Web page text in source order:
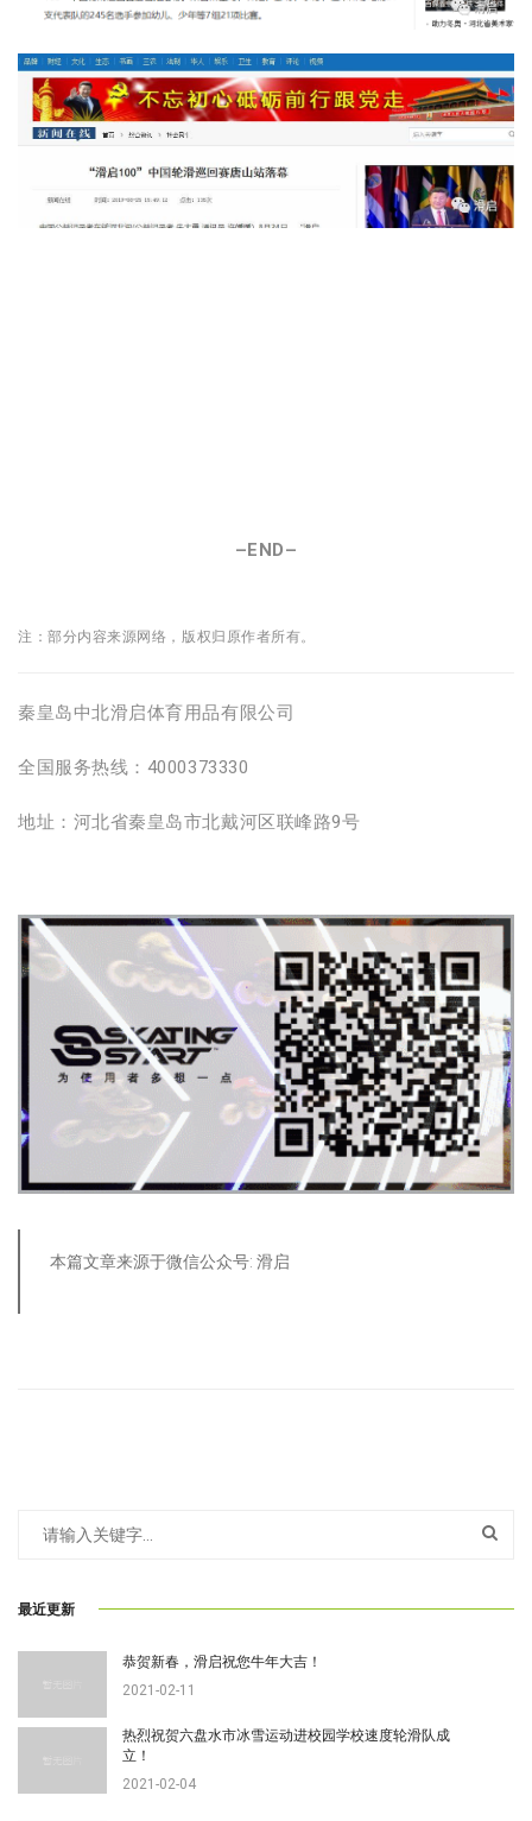
–END–
注：部分内容来源网络，版权归原作者所有。
秦皇岛中北滑启体育用品有限公司
全国服务热线：4000373330
地址：河北省秦皇岛市北戴河区联峰路9号
本篇文章来源于微信公众号: 滑启
最近更新
恭贺新春，滑启祝您牛年大吉！
2021-02-11
热烈祝贺六盘水市冰雪运动进校园学校速度轮滑队成
立！
2021-02-04